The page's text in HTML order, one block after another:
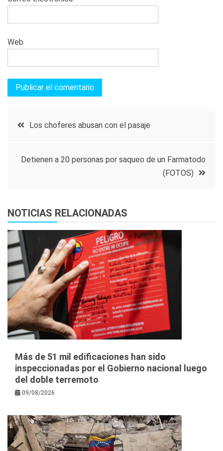
Web
Navegación
Los choferes abusan con el pasaje
Detienen a 20 personas por saqueo de un Farmatodo
(FOTOS)
NOTICIAS RELACIONADAS
Más de 51 mil edificaciones han sido
inspeccionadas por el Gobierno nacional luego
del doble terremoto
09/08/2026